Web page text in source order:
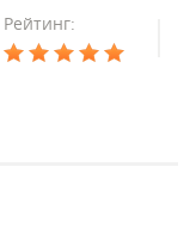
Рейтинг: